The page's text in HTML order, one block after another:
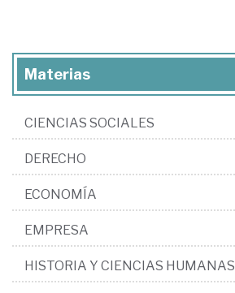
Materias
CIENCIAS SOCIALES
DERECHO
ECONOMÍA
EMPRESA
HISTORIA Y CIENCIAS HUMANAS